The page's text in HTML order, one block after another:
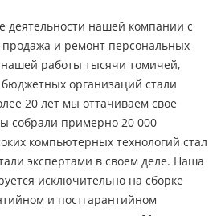
деятельности нашей компании с
продажа и ремонт персональных
работы тысячи томичей,
организаций стали
20 лет мы оттачиваем свое
собрали примерно 20 000
компьютерных технологий стал
экспертами в своем деле. Наша
исключительно на сборке
и постгарантийном